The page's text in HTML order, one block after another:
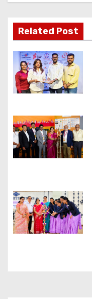
a
t
i
n
Related Post